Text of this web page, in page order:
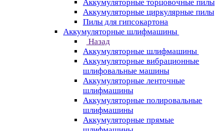
Аккумуляторные торцовочные пилы
Аккумуляторные циркулярные пилы
Пилы для гипсокартона
Аккумуляторные шлифмашины
Назад
Аккумуляторные шлифмашины
Аккумуляторные вибрационные
шлифовальные машины
Аккумуляторные ленточные
шлифмашины
Аккумуляторные полировальные
шлифмашины
Аккумуляторные прямые